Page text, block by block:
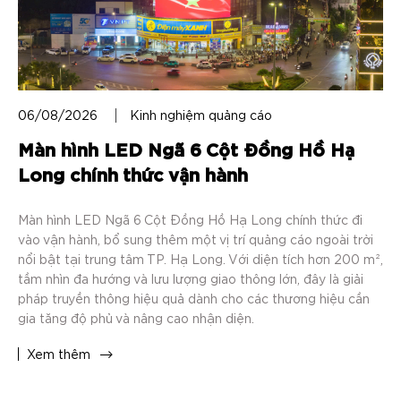
06/08/2026 Kinh nghiệm quảng cáo
Màn hình LED Ngã 6 Cột Đồng Hồ Hạ
Long chính thức vận hành
Màn hình LED Ngã 6 Cột Đồng Hồ Hạ Long chính thức đi
vào vận hành, bổ sung thêm một vị trí quảng cáo ngoài trời
nổi bật tại trung tâm TP. Hạ Long. Với diện tích hơn 200 m²,
tầm nhìn đa hướng và lưu lượng giao thông lớn, đây là giải
pháp truyền thông hiệu quả dành cho các thương hiệu cần
gia tăng độ phủ và nâng cao nhận diện.
Xem thêm